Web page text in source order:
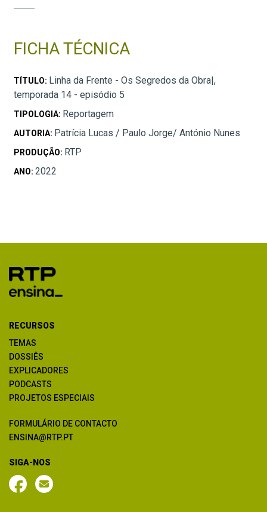
FICHA TÉCNICA
TÍTULO: Linha da Frente - Os Segredos da Obra|,
temporada 14 - episódio 5
TIPOLOGIA: Reportagem
AUTORIA: Patrícia Lucas / Paulo Jorge/ António Nunes
PRODUÇÃO: RTP
ANO: 2022
RECURSOS
TEMAS
DOSSIÊS
EXPLICADORES
PODCASTS
PROJETOS ESPECIAIS
FORMULÁRIO DE CONTACTO
ENSINA@RTP.PT
SIGA-NOS